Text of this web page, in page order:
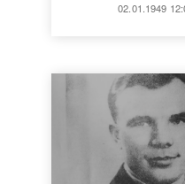
02.01.1949